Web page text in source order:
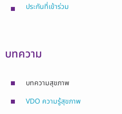
ประกันที่เข้าร่วม
บทความ
บทความสุขภาพ
VDO ความรู้สุขภาพ